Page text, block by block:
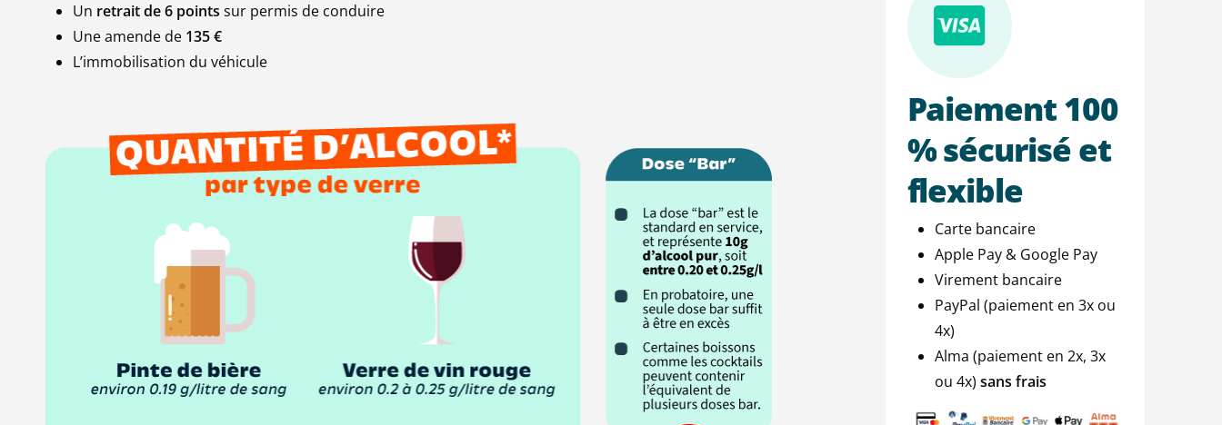
Un retrait de 6 points sur permis de conduire
Une amende de 135 €
L’immobilisation du véhicule
Paiement100
%sécuriséet
flexible
Carte bancaire
Apple Pay & Google Pay
Virement bancaire
PayPal (paiement en 3x ou
4x)
Alma (paiement en 2x, 3x
ou 4x) sans frais